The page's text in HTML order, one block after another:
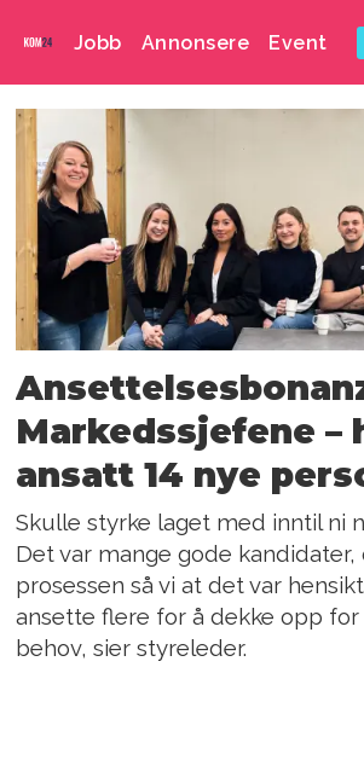
Jobb Annonsere Event
Emne:
0903221
Markedssjefene –
ansatt 14 nye
Skulle styrke laget med inntil ni
Det var mange gode kandidater,
prosessen så vi at det var
ansette flere for å dekke opp
behov, sier styreleder.